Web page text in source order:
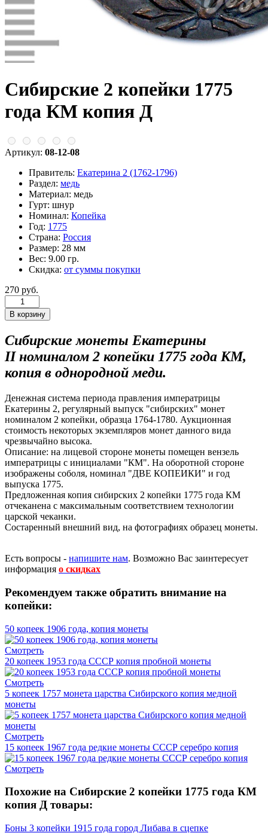
Сибирские 2 копейки 1775
года КМ копия Д
Артикул: 08-12-08
Правитель: Екатерина 2 (1762-1796)
Раздел: медь
Материал: медь
Гурт: шнур
Номинал: Копейка
Год: 1775
Страна: Россия
Размер: 28 мм
Вес: 9.00 гр.
Скидка: от суммы покупки
270 руб.
Сибирские монеты Екатерины
II номиналом 2 копейки 1775 года КМ,
копия в однородной меди.
Денежная система периода правления императрицы
Екатерины 2, регулярный выпуск "сибирских" монет
номиналом 2 копейки, образца 1764-1780. Аукционная
стоимость некоторых экземпляров монет данного вида
чрезвычайно высока.
Описание: на лицевой стороне монеты помещен вензель
императрицы с инициалами "КМ". На оборотной стороне
изображены соболя, номинал "ДВЕ КОПЕИКИ" и год
выпуска 1775.
Предложенная копия сибирских 2 копейки 1775 года КМ
отчеканена с максимальным соответствием технологии
царской чеканки.
Состаренный внешний вид, на фотографиях образец монеты.
Есть вопросы - напишите нам. Возможно Вас заинтересует
информация о скидках
Рекомендуем также обратить внимание на
копейки:
50 копеек 1906 года, копия монеты
Смотреть
20 копеек 1953 года СССР копия пробной монеты
Смотреть
5 копеек 1757 монета царства Сибирского копия медной
монеты
Смотреть
15 копеек 1967 года редкие монеты СССР серебро копия
Смотреть
Похожие на Сибирские 2 копейки 1775 года КМ
копия Д товары:
Боны 3 копейки 1915 года город Либава в сцепке